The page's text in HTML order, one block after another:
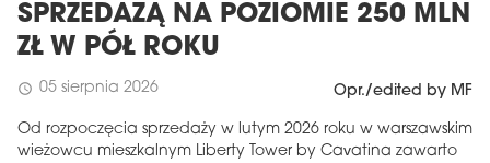
SPRZEDAŻĄ NA POZIOMIE 250 MLN
ZŁ W PÓŁ ROKU
schedule 05 sierpnia 2026 Opr./edited by MF
Od rozpoczęcia sprzedaży w lutym 2026 roku w warszawskim
wieżowcu mieszkalnym Liberty Tower by Cavatina zawarto